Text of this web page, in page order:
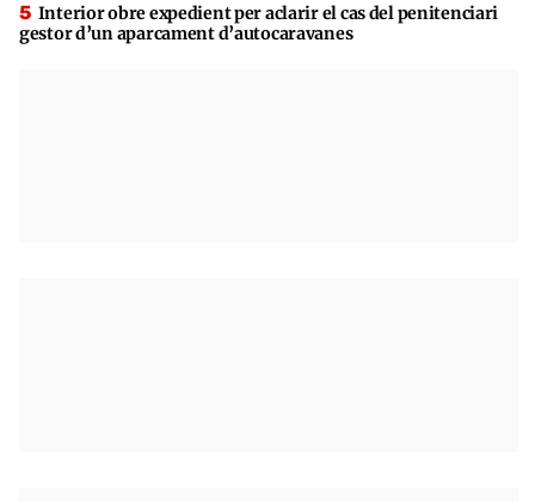
Interior obre expedient per aclarir el cas del penitenciari
gestor d’un aparcament d’autocaravanes